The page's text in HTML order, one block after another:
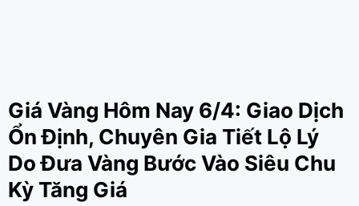
Giá Vàng Hôm Nay 6/4: Giao Dịch
Ổn Định, Chuyên Gia Tiết Lộ Lý
Do Đưa Vàng Bước Vào Siêu Chu
Kỳ Tăng Giá